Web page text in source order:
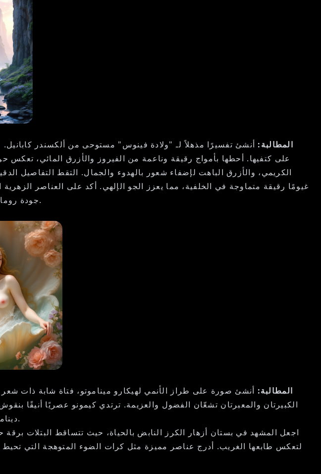
المطالبة: أنشئ تفسيرًا مذهلاً لـ "ولادة فينوس" مستوحى من ألكسندر
على كتفيها. أحطها بأمواج رقيقة وناعمة من الفيروز والأزرق المائي، تعكس
الكريمي، والأزرق الباهت لإضفاء شعور بالهدوء والجمال. التقط التفاصيل
غيومًا رقيقة متماوجة في الخلفية، مما يعزز الجو الإلهي. أكد على العناصر
جودة رومانسية وحالمة، باستخدام ضربات فرشاة ناعمة وتوهج مضيء لخلق شعور بالانسجام والسحر.
المطالبة: أنشئ صورة على طراز الأنمي لهيكارو ميناموتو، فتاة شابة ذات
الكبيرتان والمعبرتان تشعّان الفضول والعزيمة. ترتدي كيمونو عصريًا أنيقًا
ديناميكية، مع يد ممدودة وكأنها تلقي تعويذة، وابتسامة واثقة على وجهها، تظهر روحها المغامرة.
اجعل المشهد في بستان أزهار الكرز النابض بالحياة، حيث تتساقط البتلات
لتعكس طابعها الغريب. أدرج عناصر مميزة مثل كرات الضوء المتوهجة التي تحيط